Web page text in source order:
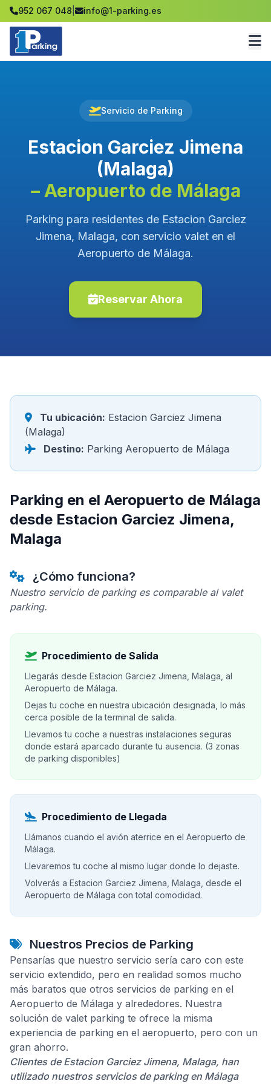
952 067 048 info@1-parking.es
Servicio de Parking
Estacion Garciez Jimena
(Malaga)
– Aeropuerto de Málaga
Parking para residentes de Estacion Garciez
Jimena, Malaga, con servicio valet en el
Aeropuerto de Málaga.
Reservar Ahora
Tu ubicación: Estacion Garciez Jimena
(Malaga)
Destino: Parking Aeropuerto de Málaga
Parking en el Aeropuerto de Málaga
desde Estacion Garciez Jimena,
Malaga
¿Cómo funciona?
Nuestro servicio de parking es comparable al valet
parking.
Procedimiento de Salida
Llegarás desde Estacion Garciez Jimena, Malaga, al
Aeropuerto de Málaga.
Dejas tu coche en nuestra ubicación designada, lo más
cerca posible de la terminal de salida.
Llevamos tu coche a nuestras instalaciones seguras
donde estará aparcado durante tu ausencia. (3 zonas
de parking disponibles)
Procedimiento de Llegada
Llámanos cuando el avión aterrice en el Aeropuerto de
Málaga.
Llevaremos tu coche al mismo lugar donde lo dejaste.
Volverás a Estacion Garciez Jimena, Malaga, desde el
Aeropuerto de Málaga con total comodidad.
Nuestros Precios de Parking
Pensarías que nuestro servicio sería caro con este
servicio extendido, pero en realidad somos mucho
más baratos que otros servicios de parking en el
Aeropuerto de Málaga y alrededores. Nuestra
solución de valet parking te ofrece la misma
experiencia de parking en el aeropuerto, pero con un
gran ahorro.
Clientes de Estacion Garciez Jimena, Malaga, han
utilizado nuestros servicios de parking en Málaga